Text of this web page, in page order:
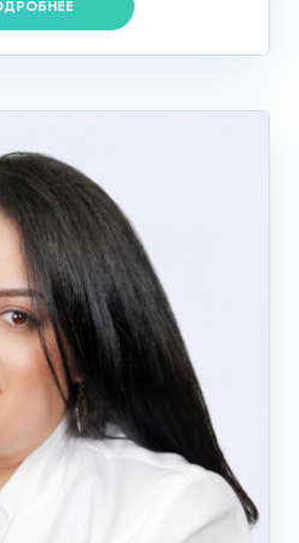
диагноза. В клинике
скидки на процедуры, вы
Москве по акции.
УЗИ
обследования:
метод, через
натощак, с
исключающей
газообразование.